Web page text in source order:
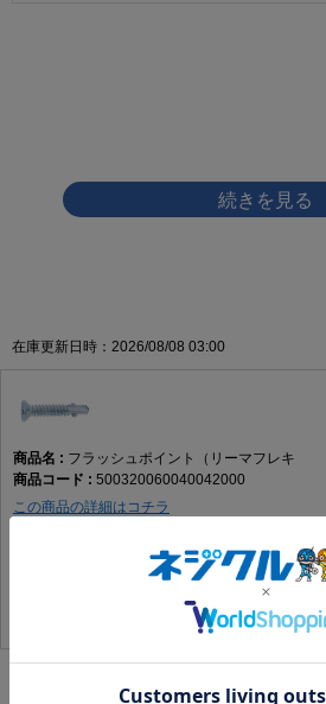
在庫更新日時：2026/08/08 03:00
フラッシュポイント（リーマフレキ
500320060040042000
この商品の詳細はコチラ
22.02円(税込) 20.02円(税抜)